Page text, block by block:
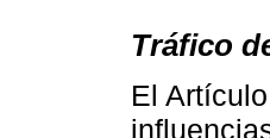
Tráfico
El